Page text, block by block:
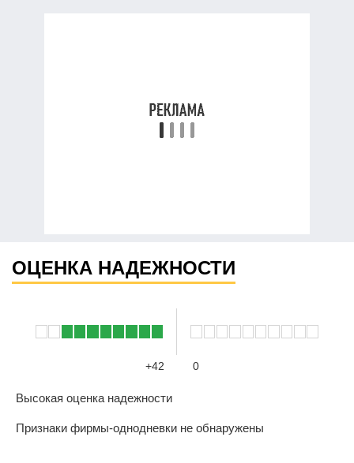
ОЦЕНКА НАДЕЖНОСТИ
+42 0
Высокая оценка надежности
Признаки фирмы-однодневки не обнаружены